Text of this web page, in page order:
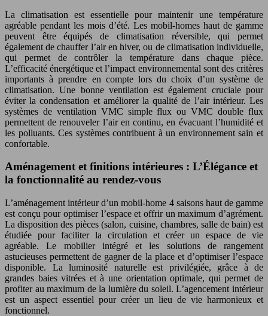
La climatisation est essentielle pour maintenir une température
agréable pendant les mois d’été. Les mobil-homes haut de gamme
peuvent être équipés de climatisation réversible, qui permet
également de chauffer l’air en hiver, ou de climatisation individuelle,
qui permet de contrôler la température dans chaque pièce.
L’efficacité énergétique et l’impact environnemental sont des critères
importants à prendre en compte lors du choix d’un système de
climatisation. Une bonne ventilation est également cruciale pour
éviter la condensation et améliorer la qualité de l’air intérieur. Les
systèmes de ventilation VMC simple flux ou VMC double flux
permettent de renouveler l’air en continu, en évacuant l’humidité et
les polluants. Ces systèmes contribuent à un environnement sain et
confortable.
Aménagement et finitions intérieures : L’Élégance et
la fonctionnalité au rendez-vous
L’aménagement intérieur d’un mobil-home 4 saisons haut de gamme
est conçu pour optimiser l’espace et offrir un maximum d’agrément.
La disposition des pièces (salon, cuisine, chambres, salle de bain) est
étudiée pour faciliter la circulation et créer un espace de vie
agréable. Le mobilier intégré et les solutions de rangement
astucieuses permettent de gagner de la place et d’optimiser l’espace
disponible. La luminosité naturelle est privilégiée, grâce à de
grandes baies vitrées et à une orientation optimale, qui permet de
profiter au maximum de la lumière du soleil. L’agencement intérieur
est un aspect essentiel pour créer un lieu de vie harmonieux et
fonctionnel.